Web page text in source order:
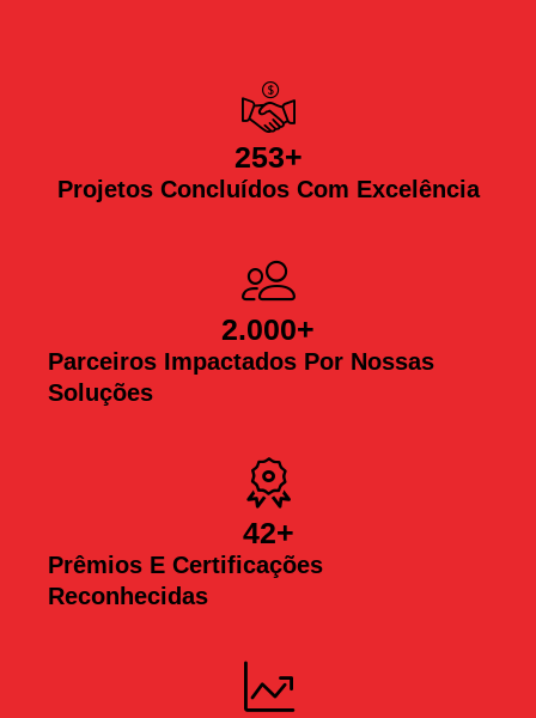
Projetos Concluídos Com Excelência
253+
Parceiros Impactados Por Nossas
Soluções
2.000+
Prêmios E Certificações
Reconhecidas
42+